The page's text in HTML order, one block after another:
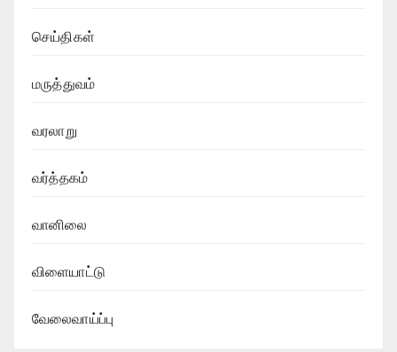
செய்திகள்
மருத்துவம்
வரலாறு
வர்த்தகம்
வானிலை
விளையாட்டு
வேலைவாய்ப்பு